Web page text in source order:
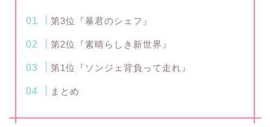
第3位『暴君のシェフ』
第2位『素晴らしき新世界』
第1位『ソンジェ背負って走れ』
まとめ